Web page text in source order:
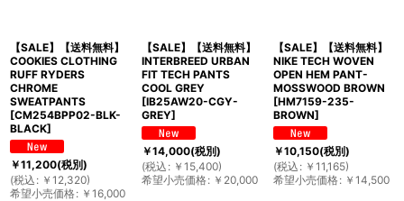
【SALE】【送料無料】
COOKIES CLOTHING
RUFF RYDERS
CHROME
SWEATPANTS
[CM254BPP02-BLK-
BLACK]
￥11,200(税別)
(税込 : ￥ 12,320)
希望小売価格: ￥ 16,000
【SALE】【送料無料】
INTERBREED URBAN
FIT TECH PANTS
COOL GREY
[IB25AW20-CGY-
GREY]
￥14,000(税別)
(税込 : ￥ 15,400)
希望小売価格: ￥ 20,000
【SALE】【送料無料】
NIKE TECH WOVEN
OPEN HEM PANT-
MOSSWOOD BROWN
[HM7159-235-
BROWN]
￥10,150(税別)
(税込 : ￥ 11,165)
希望小売価格: ￥ 14,500